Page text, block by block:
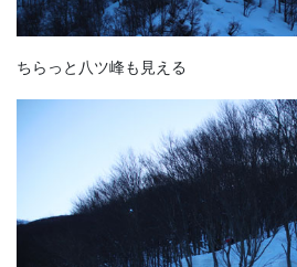
ちらっと八ツ峰も見える